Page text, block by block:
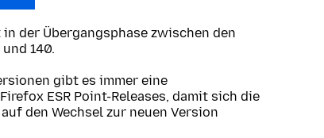
der Übergangsphase zwischen den
140.
gibt es immer eine
ESR Point-Releases, damit sich die
den Wechsel zur neuen Version